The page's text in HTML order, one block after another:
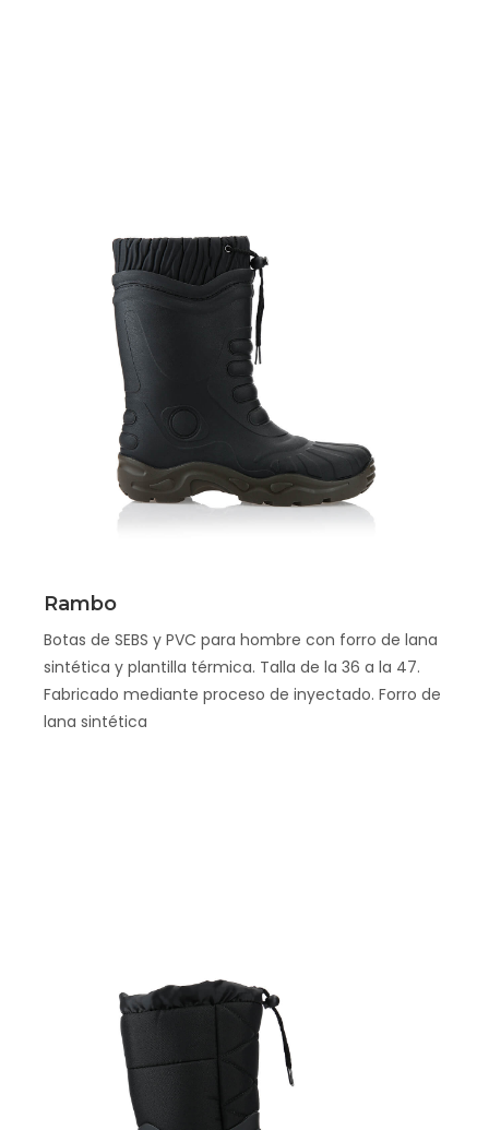
Rambo
Botas de SEBS y PVC para hombre con forro de lana
sintética y plantilla térmica. Talla de la 36 a la 47.
Fabricado mediante proceso de inyectado. Forro de
lana sintética